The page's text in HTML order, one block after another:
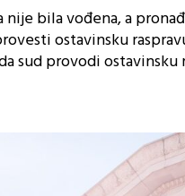
nije bila vođena, a
ostavinsku
sud provodi